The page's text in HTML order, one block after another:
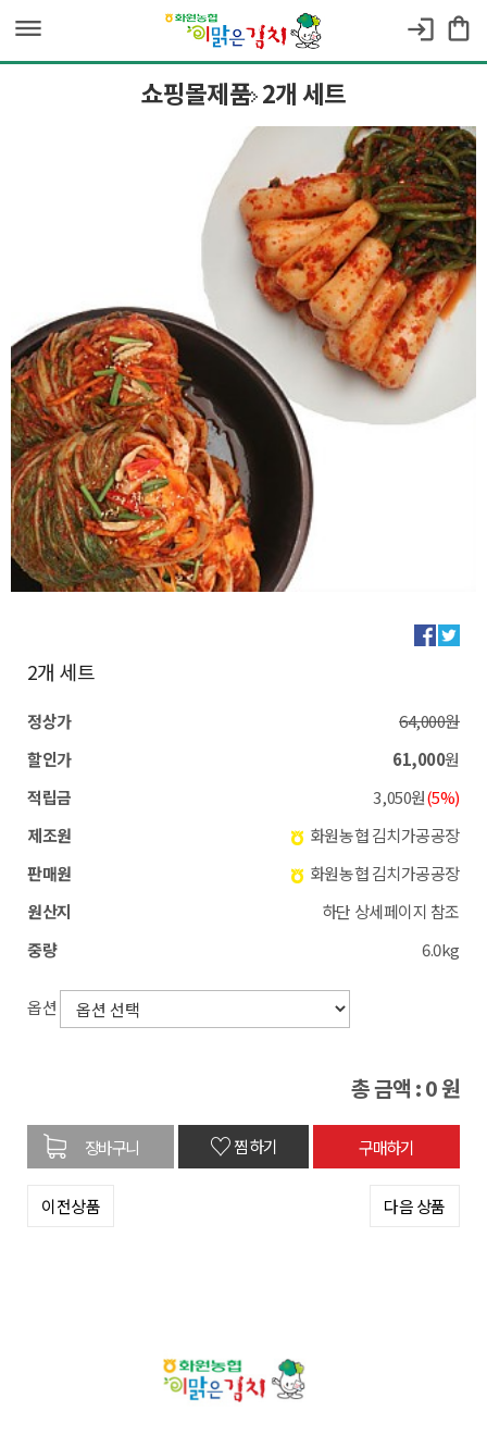
dehaze login shopping_bag
쇼핑몰제품2개 세트
2개 세트
정상가
64,000원
할인가
61,000원
적립금
3,050원(5%)
제조원
화원농협 김치가공공장
판매원
화원농협 김치가공공장
원산지
하단 상세페이지 참조
중량
6.0kg
옵션
총 금액 :0원
♡찜하기
이전상품 다음 상품